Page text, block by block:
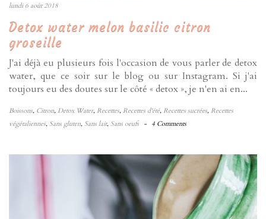
lundi 6 août 2018
Detox water melon basilic citron
groseille
J'ai déjà eu plusieurs fois l'occasion de vous parler de detox
water, que ce soir sur le blog ou sur Instagram. Si j'ai
toujours eu des doutes sur le côté « detox », je n'en ai en...
Boissons, Citron, Detox Water, Recettes, Recettes d'été, Recettes sucrées, Recettes
végétaliennes, Sans gluten, Sans lait, Sans oeufs - 4 Comments